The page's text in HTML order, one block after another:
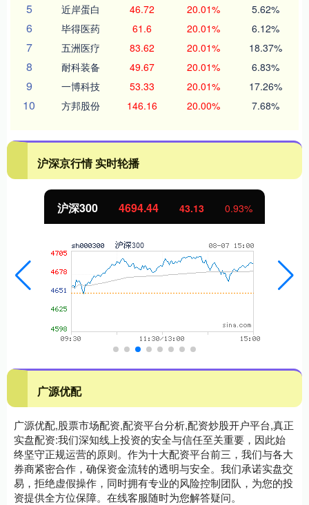
5 近岸蛋白 46.72 20.01% 5.62%
6 毕得医药 61.6 20.01% 6.12%
7 五洲医疗 83.62 20.01% 18.37%
8 耐科装备 49.67 20.01% 6.83%
9 一博科技 53.33 20.01% 17.26%
10 方邦股份 146.16 20.00% 7.68%
沪深京行情 实时轮播
北证50 1134.24 11.37 1.01%
广源优配
广源优配,股票市场配资,配资平台分析,配资炒股开户平台,真正
实盘配资:我们深知线上投资的安全与信任至关重要，因此始
终坚守正规运营的原则。作为十大配资平台前三，我们与各大
券商紧密合作，确保资金流转的透明与安全。我们承诺实盘交
易，拒绝虚假操作，同时拥有专业的风险控制团队，为您的投
资提供全方位保障。在线客服随时为您解答疑问。